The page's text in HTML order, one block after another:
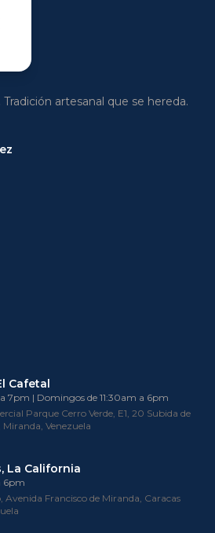
Tradición artesanal que se hereda.
Cafetal
7pm | Domingos de 11:30am a 6pm
Parque Cerro Verde, E1, 20 Subida de
Miranda, Venezuela
La California
6pm
Francisco de Miranda, Caracas